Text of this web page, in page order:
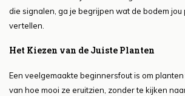
die signalen, ga je begrijpen wat de bodem
vertellen.
Het Kiezen van de Juiste Planten
Een veelgemaakte beginnersfout is om
van hoe mooi ze eruitzien, zonder te kijken